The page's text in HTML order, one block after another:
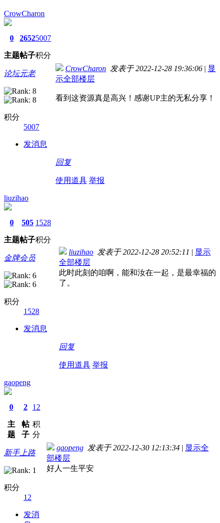
CrowCharon
0
主题
2652
帖子
5007
积分
论坛元老
积分
5007
发消息
CrowCharon 发表于 2022-12-28 19:36:06 | 显
示全部楼层
看到这资源真是高兴！感谢UP主的无私分享！
回复
使用道具 举报
liuzihao
0
主题
505
帖子
1528
积分
金牌会员
积分
1528
发消息
liuzihao 发表于 2022-12-28 20:52:11 | 显示
全部楼层
此时此刻的咱啊，能和汝在一起，是最幸福的
了。
回复
使用道具 举报
gaopeng
0
主
题
2
帖
子
12
积
分
新手上路
积分
12
发消
gaopeng 发表于 2022-12-30 12:13:34 | 显示全
部楼层
好人一生平安